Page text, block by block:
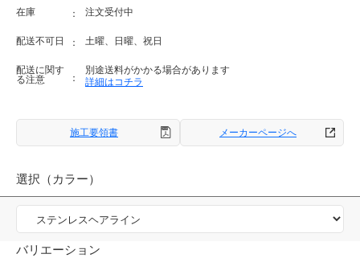
在庫 注文受付中
配送不可日 土曜、日曜、祝日
配送に関す
る注意
別途送料がかかる場合があります
詳細はコチラ
施工要領書 メーカーページへ
選択（カラー）
バリエーション